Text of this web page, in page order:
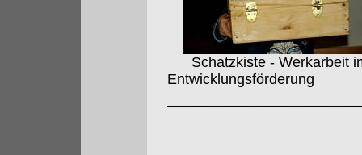
Schatzkiste - Werkarbeit
Entwicklungsförderung